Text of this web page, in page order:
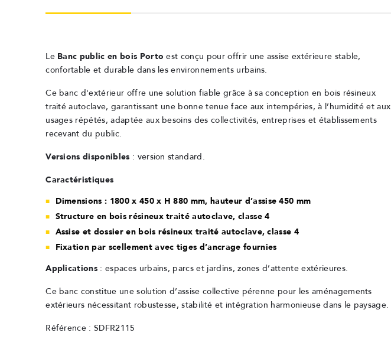
Le Banc public en bois Porto est conçu pour offrir une assise extérieure stable,
confortable et durable dans les environnements urbains.
Ce banc d'extérieur offre une solution fiable grâce à sa conception en bois résineux
traité autoclave, garantissant une bonne tenue face aux intempéries, à l’humidité et aux
usages répétés, adaptée aux besoins des collectivités, entreprises et établissements
recevant du public.
Versions disponibles : version standard.
Caractéristiques
Dimensions : 1800 x 450 x H 880 mm, hauteur d’assise 450 mm
Structure en bois résineux traité autoclave, classe 4
Assise et dossier en bois résineux traité autoclave, classe 4
Fixation par scellement avec tiges d’ancrage fournies
Applications : espaces urbains, parcs et jardins, zones d’attente extérieures.
Ce banc constitue une solution d’assise collective pérenne pour les aménagements
extérieurs nécessitant robustesse, stabilité et intégration harmonieuse dans le paysage.
Référence : SDFR2115